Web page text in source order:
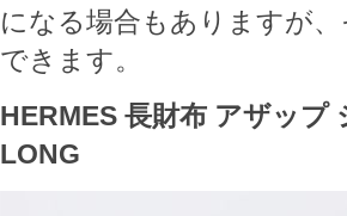
になる場合もありますが
できます。
HERMES 長財布 アザッ
LONG